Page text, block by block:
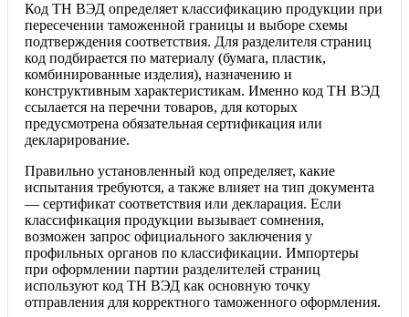
Код ТН ВЭД определяет классификацию продукции при
пересечении таможенной границы и выборе схемы
подтверждения соответствия. Для разделителя страниц
код подбирается по материалу (бумага, пластик,
комбинированные изделия), назначению и
конструктивным характеристикам. Именно код ТН ВЭД
ссылается на перечни товаров, для которых
предусмотрена обязательная сертификация или
декларирование.
Правильно установленный код определяет, какие
испытания требуются, а также влияет на тип документа
— сертификат соответствия или декларация. Если
классификация продукции вызывает сомнения,
возможен запрос официального заключения у
профильных органов по классификации. Импортеры
при оформлении партии разделителей страниц
используют код ТН ВЭД как основную точку
отправления для корректного таможенного оформления.